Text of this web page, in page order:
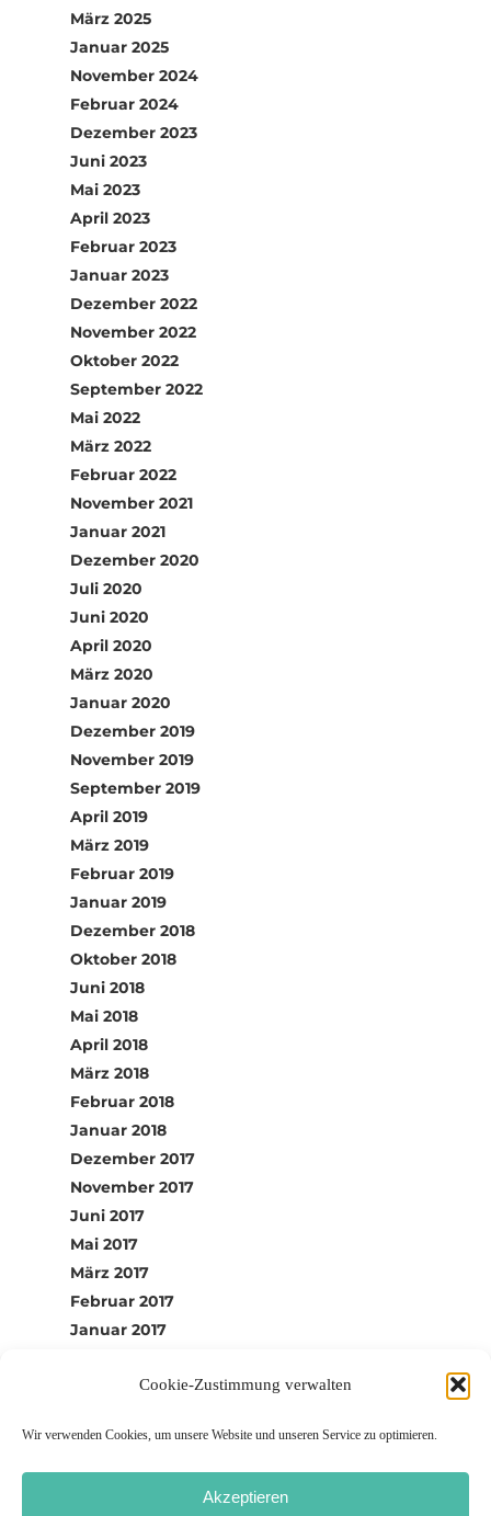
Cookie-Zustimmung verwalten
Wir verwenden Cookies, um unsere Website und unseren Service zu optimieren.
Akzeptieren
März 2025
Januar 2025
November 2024
Februar 2024
Dezember 2023
Juni 2023
Mai 2023
April 2023
Februar 2023
Januar 2023
Dezember 2022
November 2022
Oktober 2022
September 2022
Mai 2022
März 2022
Februar 2022
November 2021
Januar 2021
Dezember 2020
Juli 2020
Juni 2020
April 2020
März 2020
Januar 2020
Dezember 2019
November 2019
September 2019
April 2019
März 2019
Februar 2019
Januar 2019
Dezember 2018
Oktober 2018
Juni 2018
Mai 2018
April 2018
März 2018
Februar 2018
Januar 2018
Dezember 2017
November 2017
Juni 2017
Mai 2017
März 2017
Februar 2017
Januar 2017